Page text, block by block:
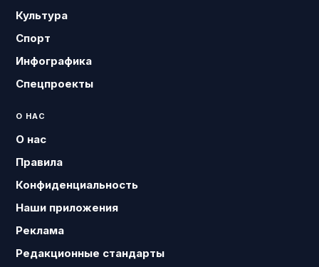
Культура
Спорт
Инфографика
Спецпроекты
О НАС
О нас
Правила
Конфиденциальность
Наши приложения
Реклама
Редакционные стандарты